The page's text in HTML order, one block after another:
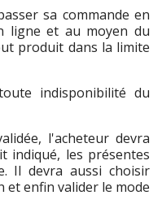
sa commande en
ligne et au moyen du
produit dans la limite
indisponibilité du
l'acheteur devra
indiqué, les présentes
Il devra aussi choisir
et enfin valider le mode